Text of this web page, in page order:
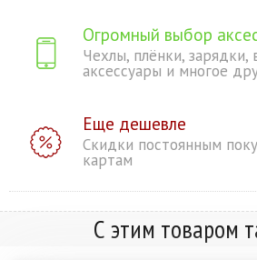
Огромный выбор
Чехлы, плёнки,
аксессуары и многое
Еще дешевле
Скидки постоянным
картам
С этим товаром